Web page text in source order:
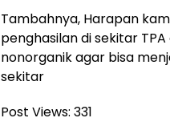
Tambahnya, Harapan
penghasilan di sekitar
nonorganik agar bisa
sekitar
Post Views: 331